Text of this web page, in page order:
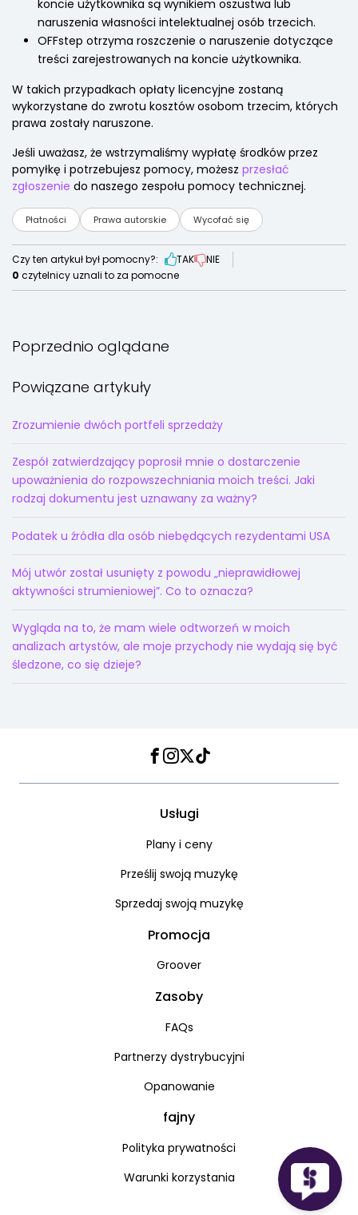
koncie użytkownika są wynikiem oszustwa lub
naruszenia własności intelektualnej osób trzecich.
OFFstep otrzyma roszczenie o naruszenie dotyczące
treści zarejestrowanych na koncie użytkownika.
W takich przypadkach opłaty licencyjne zostaną
wykorzystane do zwrotu kosztów osobom trzecim, których
prawa zostały naruszone.
Jeśli uważasz, że wstrzymaliśmy wypłatę środków przez
pomyłkę i potrzebujesz pomocy, możesz przesłać
zgłoszenie do naszego zespołu pomocy technicznej.
Płatności Prawa autorskie Wycofać się
Czy ten artykuł był pomocny?: TAK
NIE
0 czytelnicy uznali to za pomocne
Poprzednio oglądane
Powiązane artykuły
Zrozumienie dwóch portfeli sprzedaży
Zespół zatwierdzający poprosił mnie o dostarczenie
upoważnienia do rozpowszechniania moich treści. Jaki
rodzaj dokumentu jest uznawany za ważny?
Podatek u źródła dla osób niebędących rezydentami USA
Mój utwór został usunięty z powodu „nieprawidłowej
aktywności strumieniowej”. Co to oznacza?
Wygląda na to, że mam wiele odtworzeń w moich
analizach artystów, ale moje przychody nie wydają się być
śledzone, co się dzieje?
Facebook
Instagram
Twitter
TikTok
Usługi
Plany i ceny
Prześlij swoją muzykę
Sprzedaj swoją muzykę
Promocja
Groover
Zasoby
FAQs
Partnerzy dystrybucyjni
Opanowanie
fajny
Polityka prywatności
Warunki korzystania